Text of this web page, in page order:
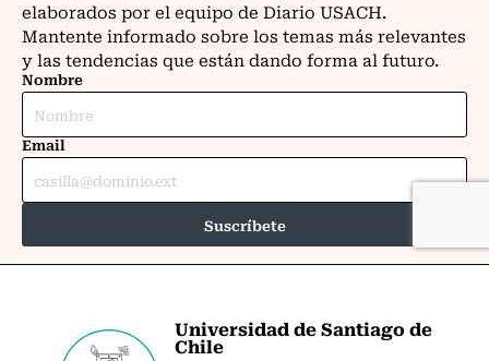
Universidad de Santiago de
Chile